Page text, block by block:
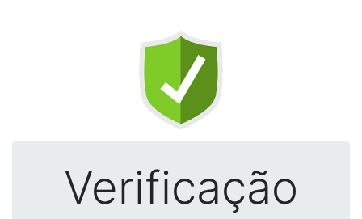
Verificação